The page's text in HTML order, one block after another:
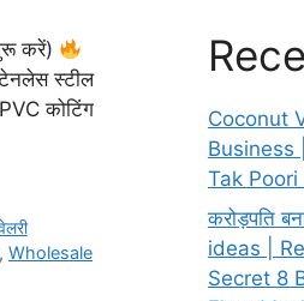
करें)
स्टील
कोटिंग
, Wholesale
Coconut
Business
Tak Poori
करोड़पति
ideas |
Secret 8